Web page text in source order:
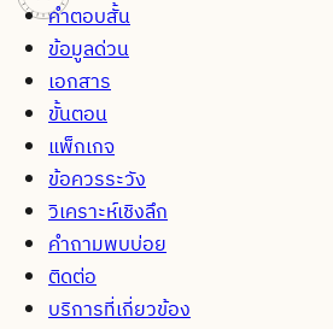
คำตอบสั้น
ข้อมูลด่วน
เอกสาร
ขั้นตอน
แพ็กเกจ
ข้อควรระวัง
วิเคราะห์เชิงลึก
คำถามพบบ่อย
ติดต่อ
บริการที่เกี่ยวข้อง